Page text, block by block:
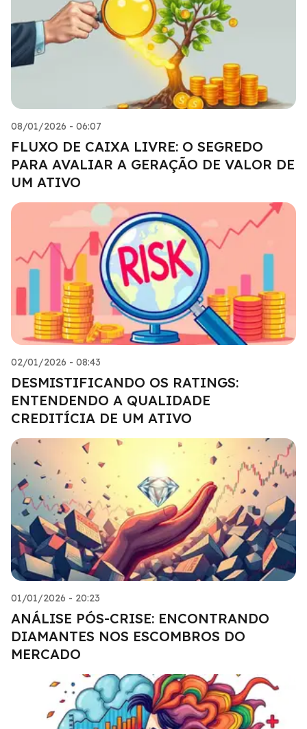
08/01/2026 - 06:07
FLUXO DE CAIXA LIVRE: O SEGREDO
PARA AVALIAR A GERAÇÃO DE VALOR DE
UM ATIVO
02/01/2026 - 08:43
DESMISTIFICANDO OS RATINGS:
ENTENDENDO A QUALIDADE
CREDITÍCIA DE UM ATIVO
01/01/2026 - 20:23
ANÁLISE PÓS-CRISE: ENCONTRANDO
DIAMANTES NOS ESCOMBROS DO
MERCADO